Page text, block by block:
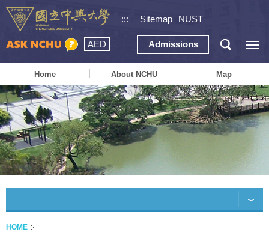
::: Sitemap NUST
AED Admissions
Home About NCHU Map
HOME